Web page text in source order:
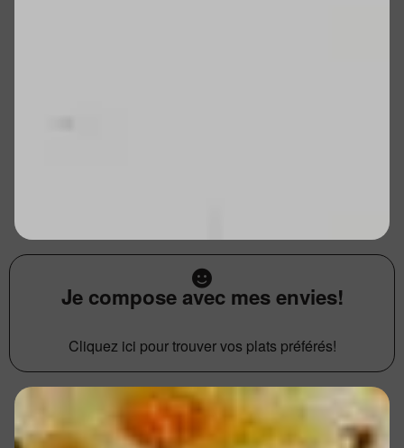
Je compose avec mes envies!
Cliquez ici pour trouver vos plats préférés!